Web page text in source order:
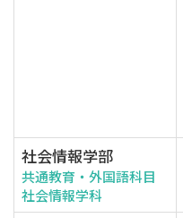
社会情報学部
共通教育・外国語科目
社会情報学科